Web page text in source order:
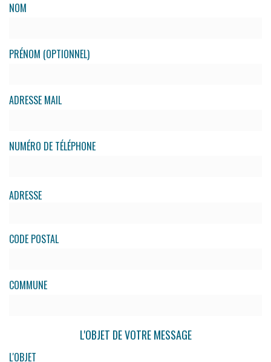
NOM
PRÉNOM (OPTIONNEL)
ADRESSE MAIL
NUMÉRO DE TÉLÉPHONE
ADRESSE
CODE POSTAL
COMMUNE
L'OBJET DE VOTRE MESSAGE
L'OBJET